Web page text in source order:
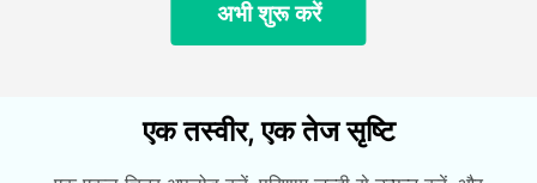
अभी शुरू करें
एक तस्वीर, एक तेज सृष्टि